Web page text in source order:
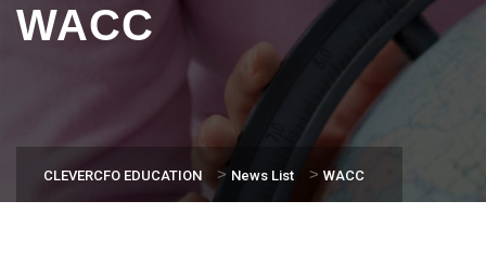
WACC
CLEVERCFO EDUCATION > News List > WACC